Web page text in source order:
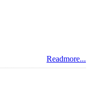
Readmore...